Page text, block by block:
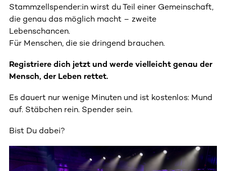
Stammzellspender:in wirst du Teil einer Gemeinschaft,
die genau das möglich macht – zweite
Lebenschancen.
Für Menschen, die sie dringend brauchen.
Registriere dich jetzt und werde vielleicht genau der
Mensch, der Leben rettet.
Es dauert nur wenige Minuten und ist kostenlos: Mund
auf. Stäbchen rein. Spender sein.
Bist Du dabei?